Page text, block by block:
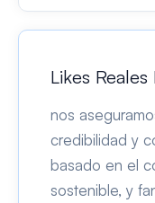
Likes
nos
credibilidad y
basado en el
sostenible, y